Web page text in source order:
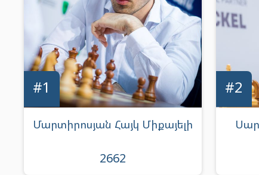
Մարտիրոսյան Հայկ Միքայելի
2662
#1 #2